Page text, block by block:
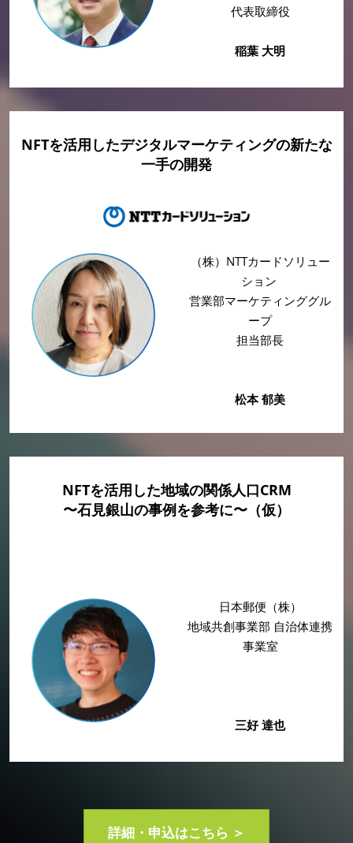
代表取締役
稲葉 大明
NFTを活用したデジタルマーケティングの新たな
一手の開発
（株）NTTカードソリュー
ション
営業部マーケティンググル
ープ
担当部長
松本 郁美
NFTを活用した地域の関係人口CRM
〜石見銀山の事例を参考に〜（仮）
日本郵便（株）
地域共創事業部 自治体連携
事業室
三好 達也
詳細・申込はこちら ＞